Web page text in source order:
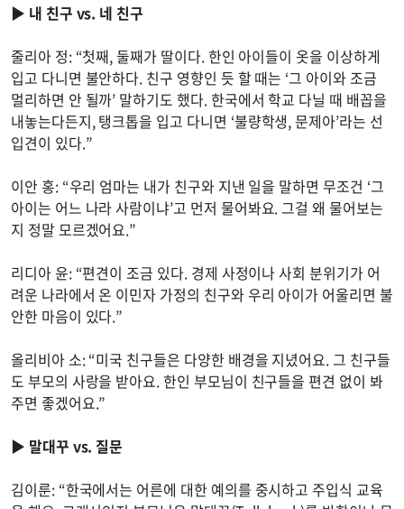
▶ 내 친구 vs. 네 친구
줄리아 정: “첫째, 둘째가 딸이다. 한인 아이들이 옷을 이상하게
입고 다니면 불안하다. 친구 영향인 듯 할 때는 ‘그 아이와 조금
멀리하면 안 될까’ 말하기도 했다. 한국에서 학교 다닐 때 배꼽을
내놓는다든지, 탱크톱을 입고 다니면 ‘불량학생, 문제아’라는 선
입견이 있다.”
이안 홍: “우리 엄마는 내가 친구와 지낸 일을 말하면 무조건 ‘그
아이는 어느 나라 사람이냐’고 먼저 물어봐요. 그걸 왜 물어보는
지 정말 모르겠어요.”
리디아 윤: “편견이 조금 있다. 경제 사정이나 사회 분위기가 어
려운 나라에서 온 이민자 가정의 친구와 우리 아이가 어울리면 불
안한 마음이 있다.”
올리비아 소: “미국 친구들은 다양한 배경을 지녔어요. 그 친구들
도 부모의 사랑을 받아요. 한인 부모님이 친구들을 편견 없이 봐
주면 좋겠어요.”
▶ 말대꾸 vs. 질문
김이룬: “한국에서는 어른에 대한 예의를 중시하고 주입식 교육